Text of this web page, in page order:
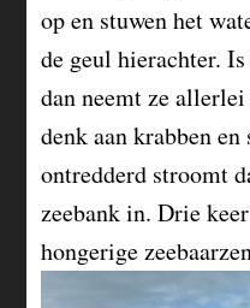
op en stuwen het
de geul hierachter.
dan neemt ze
denk aan krabben
ontredderd stroomt
zeebank in. Drie
hongerige